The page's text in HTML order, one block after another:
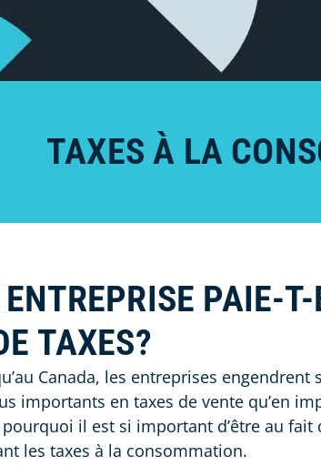
TAXES À LA
PAIE-T-
TAXES?
Canada, les entreprises engendrent
importants en taxes de vente qu’en
pourquoi il est si important d’être au
les taxes à la consommation.